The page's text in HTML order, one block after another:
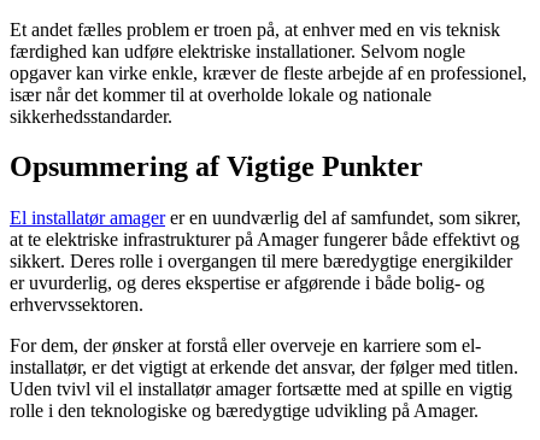
Et andet fælles problem er troen på, at enhver med en vis teknisk
færdighed kan udføre elektriske installationer. Selvom nogle
opgaver kan virke enkle, kræver de fleste arbejde af en professionel,
især når det kommer til at overholde lokale og nationale
sikkerhedsstandarder.
Opsummering af Vigtige Punkter
El installatør amagerer en uundværlig del af samfundet, som sikrer,
at te elektriske infrastrukturer på Amager fungerer både effektivt og
sikkert. Deres rolle i overgangen til mere bæredygtige energikilder
er uvurderlig, og deres ekspertise er afgørende i både bolig- og
erhvervssektoren.
For dem, der ønsker at forstå eller overveje en karriere som el-
installatør, er det vigtigt at erkende det ansvar, der følger med titlen.
Uden tvivl vil el installatør amager fortsætte med at spille en vigtig
rolle i den teknologiske og bæredygtige udvikling på Amager.